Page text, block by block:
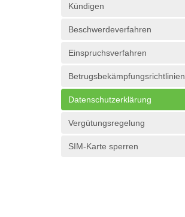
Kündigen
Beschwerdeverfahren
Einspruchsverfahren
Betrugsbekämpfungsrichtlinien
Datenschutzerklärung
Vergütungsregelung
SIM-Karte sperren